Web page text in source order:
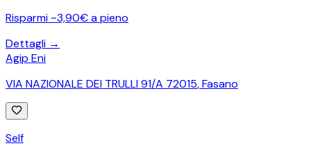
Risparmi ~3,90€ a pieno
Dettagli →
Agip Eni
VIA NAZIONALE DEI TRULLI 91/A 72015,Fasano
Self